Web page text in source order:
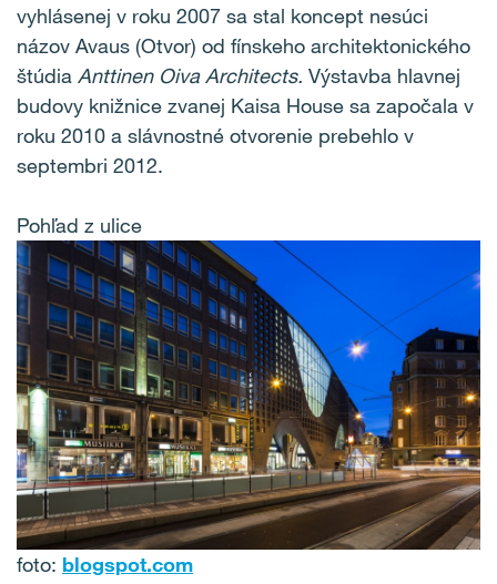
vyhlásenej v roku 2007 sa stal koncept nesúci
názov Avaus (Otvor) od fínskeho architektonického
štúdia Anttinen Oiva Architects. Výstavba hlavnej
budovy knižnice zvanej Kaisa House sa započala v
roku 2010 a slávnostné otvorenie prebehlo v
septembri 2012.
Pohľad z ulice
foto: blogspot.com